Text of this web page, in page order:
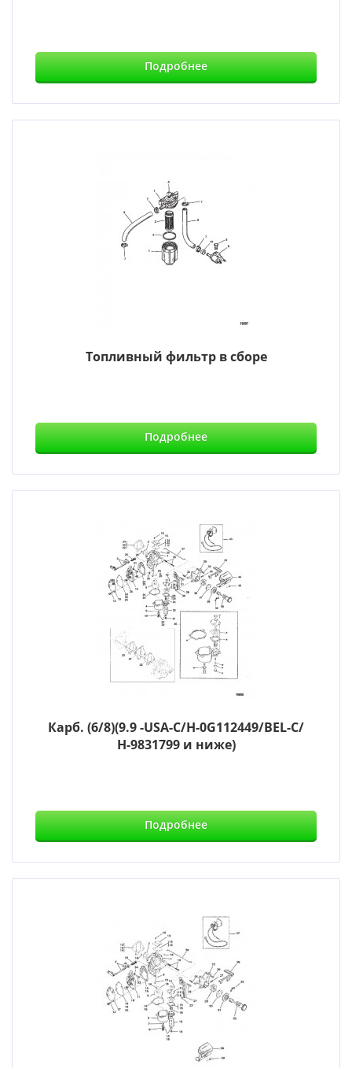
Подробнее
Топливный фильтр в сборе
Подробнее
Карб. (6/8)(9.9 -USA-С/Н-0G112449/BEL-С/
Н-9831799 и ниже)
Подробнее